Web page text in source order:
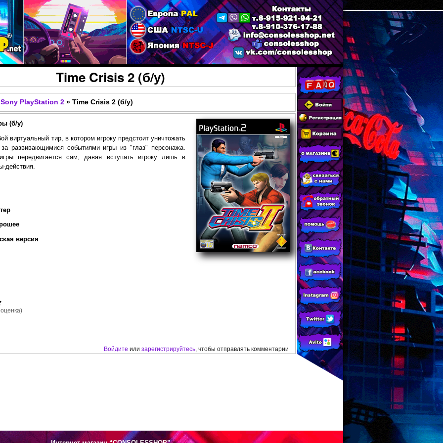
Перейти к основному
содержанию
Time Crisis 2 (б/у)
Sony PlayStation 2 » Time Crisis 2 (б/у)
(б/у)
виртуальный тир, в котором игроку предстоит уничтожать
развивающимися событиями игры из "глаз" персонажа.
передвигается сам, давая вступать игроку лишь в
действия.
версия
оценка)
Войдите илизарегистрируйтесь, чтобы отправлять комментарии